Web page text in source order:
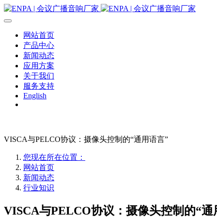
网站首页
产品中心
新闻动态
应用方案
关于我们
服务支持
English
VISCA与PELCO协议：摄像头控制的“通用语言”
您现在所在位置：
网站首页
新闻动态
行业知识
VISCA与PELCO协议：摄像头控制的“通